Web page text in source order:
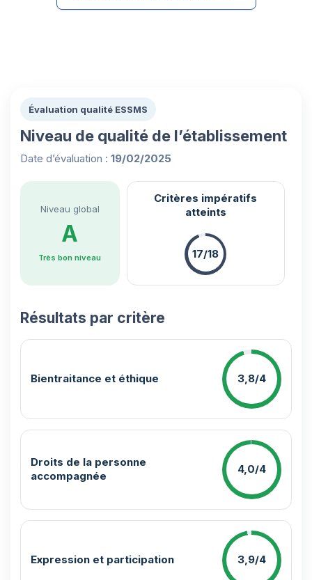
Évaluation qualité ESSMS
Niveau de qualité de l’établissement
Date d’évaluation : 19/02/2025
Niveau global
A
Très bon niveau
Critères impératifs
atteints
17/18
Résultats par critère
Bientraitance et éthique 3,8/4
Droits de la personne
accompagnée
4,0/4
Expression et participation 3,9/4